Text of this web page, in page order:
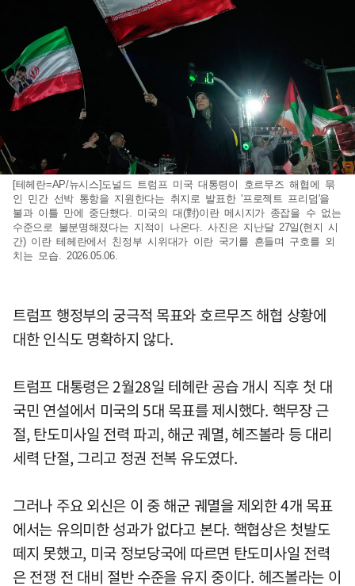
[테헤란=AP/뉴시스]도널드 트럼프 미국 대통령이 호르무즈 해협에 묶
인 민간 선박 통항을 지원한다는 취지로 발표한 '프로젝트 프리덤'을
불과 이틀 만에 중단했다. 미국의 대(對)이란 메시지가 종잡을 수 없는
수준으로 불분명해졌다는 지적이 나온다. 사진은 지난달 27일(현지 시
간) 이란 테헤란에서 친정부 시위대가 이란 국기를 흔들며 구호를 외
치는 모습. 2026.05.06.
트럼프 행정부의 궁극적 목표와 호르무즈 해협 상황에
대한 인식도 명확하지 않다.
트럼프 대통령은 2월28일 테헤란 공습 개시 직후 첫 대
국민 연설에서 미국의 5대 목표를 제시했다. 핵무장 근
절, 탄도미사일 전력 파괴, 해군 궤멸, 헤즈볼라 등 대리
세력 단절, 그리고 정권 전복 유도였다.
그러나 주요 외신은 이 중 해군 궤멸을 제외한 4개 목표
에서는 유의미한 성과가 없다고 본다. 핵협상은 첫발도
떼지 못했고, 미국 정보당국에 따르면 탄도미사일 전력
은 전쟁 전 대비 절반 수준을 유지 중이다. 헤즈볼라는 이